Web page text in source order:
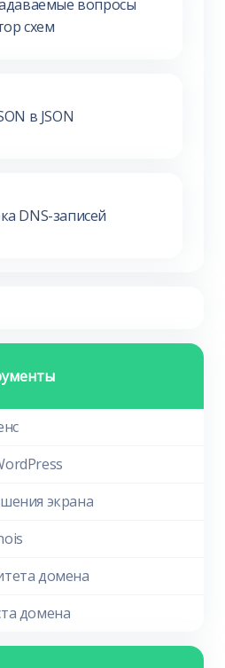
вопросы
схем
в JSON
DNS-записей
экрана
домена
домена